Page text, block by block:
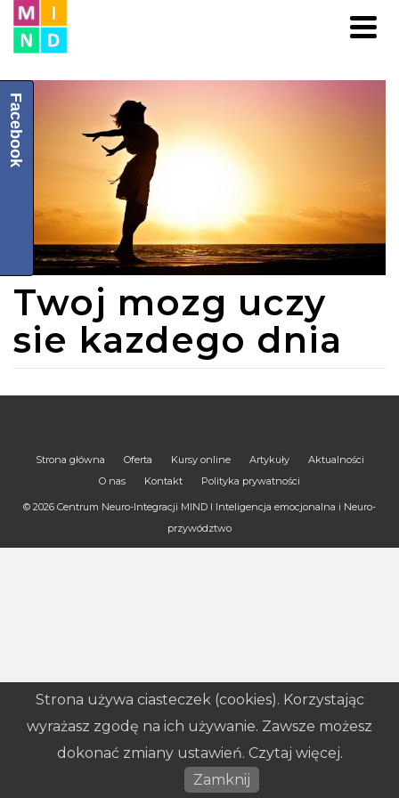
Twoj mozg uczy
sie kazdego dnia
Strona główna Oferta Kursy online Artykuły
Aktualności
O nas
Kontakt Polityka prywatności
© 2026 Centrum Neuro-Integracji MIND I Inteligencja emocjonalna i Neuro-
przywództwo
Facebook
Strona używa ciasteczek (cookies). Korzystając
wyrażasz zgodę na ich używanie. Zawsze możesz
dokonać zmiany ustawień. Czytaj więcej.
Zamknij